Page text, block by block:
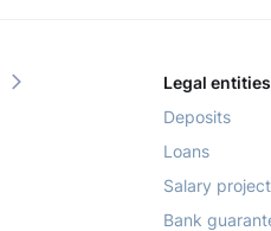
Legal entities
Deposits
Loans
Salary
Bank